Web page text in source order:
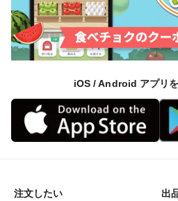
iOS / Android アプリ
注文したい 出